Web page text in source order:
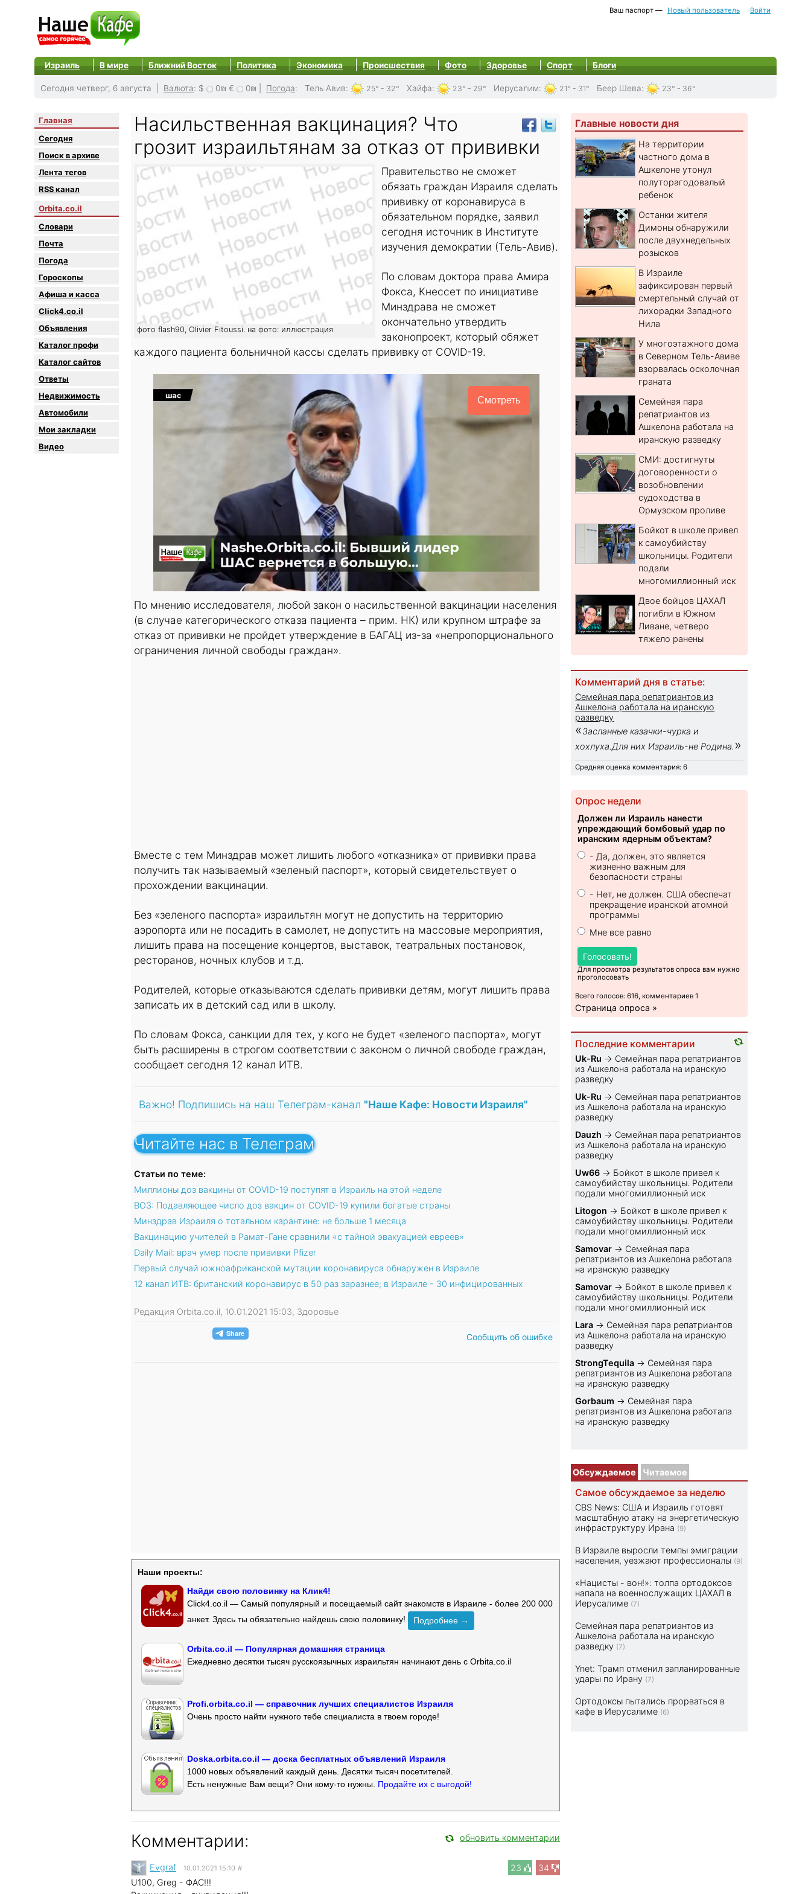
Ваш паспорт — Новый пользователь Войти
Израиль В мире Ближний Восток Политика Экономика Происшествия Фото Здоровье Спорт Блоги
Сегодня четверг, 6 августа | Валюта: $ 0₪ € 0₪ Погода: Тель Авив: 25° - 32° Хайфа: 23° - 29° Иерусалим: 21° - 31° Беер Шева: 23° - 36°
Главная
Сегодня
Поиск в архиве
Лента тегов
RSS канал
Orbita.co.il
Словари
Почта
Погода
Гороскопы
Афиша и касса
Click4.co.il
Объявления
Каталог профи
Каталог сайтов
Oтветы
Недвижимость
Автомобили
Мои закладки
Видео
Насильственная вакцинация? Что
грозит израильтянам за отказ от прививки
фото flash90, Olivier Fitoussi. на фото: иллюстрация
Правительство не сможет
обязать граждан Израиля сделать
прививку от коронавируса в
обязательном порядке, заявил
сегодня источник в Институте
изучения демократии (Тель-Авив).
По словам доктора права Амира
Фокса, Кнессет по инициативе
Минздрава не сможет
окончательно утвердить
законопроект, который обяжет
каждого пациента больничной кассы сделать прививку от COVID-19.
Смотреть
По мнению исследователя, любой закон о насильственной вакцинации населения
(в случае категорического отказа пациента – прим. НК) или крупном штрафе за
отказ от прививки не пройдет утверждение в БАГАЦ из-за «непропорционального
ограничения личной свободы граждан».
Вместе с тем Минздрав может лишить любого «отказника» от прививки права
получить так называемый «зеленый паспорт», который свидетельствует о
прохождении вакцинации.
Без «зеленого паспорта» израильтян могут не допустить на территорию
аэропорта или не посадить в самолет, не допустить на массовые мероприятия,
лишить права на посещение концертов, выставок, театральных постановок,
ресторанов, ночных клубов и т.д.
Родителей, которые отказываются сделать прививки детям, могут лишить права
записать их в детский сад или в школу.
По словам Фокса, санкции для тех, у кого не будет «зеленого паспорта», могут
быть расширены в строгом соответствии с законом о личной свободе граждан,
сообщает сегодня 12 канал ИТВ.
Важно! Подпишись на наш Телеграм-канал "Наше Кафе: Новости Израиля"
Читайте нас в Телеграм
Статьи по теме:
Миллионы доз вакцины от COVID-19 поступят в Израиль на этой неделе
ВОЗ: Подавляющее число доз вакцин от COVID-19 купили богатые страны
Минздрав Израиля о тотальном карантине: не больше 1 месяца
Вакцинацию учителей в Рамат-Гане сравнили «с тайной эвакуацией евреев»
Daily Mail: врач умер после прививки Pfizer
Первый случай южноафриканской мутации коронавируса обнаружен в Израиле
12 канал ИТВ: британский коронавирус в 50 раз заразнее; в Израиле - 30 инфицированных
Редакция Orbita.co.il, 10.01.2021 15:03, Здоровье
Сообщить об ошибке
Наши проекты:
Найди свою половинку на Клик4!
Click4.co.il — Самый популярный и посещаемый сайт знакомств в Израиле - более 200 000
анкет. Здесь ты обязательно найдешь свою половинку!
Подробнее →
Orbita.co.il — Популярная домашняя страница
Ежедневно десятки тысяч русскоязычных израильтян начинают день с Orbita.co.il
Profi.orbita.co.il — справочник лучших специалистов Израиля
Очень просто найти нужного тебе специалиста в твоем городе!
Doska.orbita.co.il — доска бесплатных объявлений Израиля
1000 новых объявлений каждый день. Десятки тысяч посетителей.
Есть ненужные Вам вещи? Они кому-то нужны. Продайте их с выгодой!
Комментарии: обновить комментарии
23 34
Evgraf 10.01.2021 15:10 #
U100, Greg - ФАС!!!
Главные новости дня
На территории
частного дома в
Ашкелоне утонул
полуторагодовалый
ребенок
Останки жителя
Димоны обнаружили
после двухнедельных
розысков
В Израиле
зафиксирован первый
смертельный случай от
лихорадки Западного
Нила
У многоэтажного дома
в Северном Тель-Авиве
взорвалась осколочная
граната
Семейная пара
репатриантов из
Ашкелона работала на
иранскую разведку
СМИ: достигнуты
договоренности о
возобновлении
судоходства в
Ормузском проливе
Бойкот в школе привел
к самоубийству
школьницы. Родители
подали
многомиллионный иск
Двое бойцов ЦАХАЛ
погибли в Южном
Ливане, четверо
тяжело ранены
Комментарий дня в статье:
Семейная пара репатриантов из
Ашкелона работала на иранскую
разведку
«Засланные казачки-чурка и
хохлуха.Для них Израиль-не Родина. »
Средняя оценка комментария: 6
Опрос недели
Должен ли Израиль нанести
упреждающий бомбовый удар по
иранским ядерным объектам?
- Да, должен, это является
жизненно важным для
безопасности страны
- Нет, не должен. США обеспечат
прекращение иранской атомной
программы
Мне все равно
Голосовать!
Для просмотра результатов опроса вам нужно
проголосовать
Всего голосов: 616, комментариев 1
Страница опроса »
Последние комментарии
Uk-Ru → Семейная пара репатриантов
из Ашкелона работала на иранскую
разведку
Uk-Ru → Семейная пара репатриантов
из Ашкелона работала на иранскую
разведку
Dauzh → Семейная пара репатриантов
из Ашкелона работала на иранскую
разведку
Uw66 → Бойкот в школе привел к
самоубийству школьницы. Родители
подали многомиллионный иск
Litogon → Бойкот в школе привел к
самоубийству школьницы. Родители
подали многомиллионный иск
Samovar → Семейная пара
репатриантов из Ашкелона работала
на иранскую разведку
Samovar → Бойкот в школе привел к
самоубийству школьницы. Родители
подали многомиллионный иск
Lara → Семейная пара репатриантов
из Ашкелона работала на иранскую
разведку
StrongTequila → Семейная пара
репатриантов из Ашкелона работала
на иранскую разведку
Gorbaum → Семейная пара
репатриантов из Ашкелона работала
на иранскую разведку
Обсуждаемое Читаемое
Самое обсуждаемое за неделю
CBS News: США и Израиль готовят
масштабную атаку на энергетическую
инфраструктуру Ирана (9)
В Израиле выросли темпы эмиграции
населения, уезжают профессионалы (9)
«Нацисты - вон!»: толпа ортодоксов
напала на военнослужащих ЦАХАЛ в
Иерусалиме (7)
Семейная пара репатриантов из
Ашкелона работала на иранскую
разведку (7)
Ynet: Трамп отменил запланированные
удары по Ирану (7)
Ортодоксы пытались прорваться в
кафе в Иерусалиме (6)